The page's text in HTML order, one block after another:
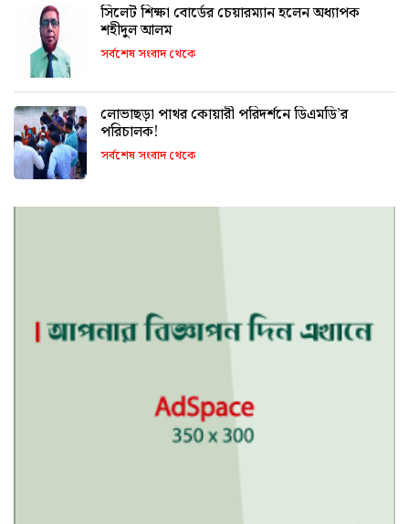
সিলেট শিক্ষা বোর্ডের চেয়ারম্যান হলেন অধ্যাপক
শহীদুল আলম
সর্বশেষ সংবাদ থেকে
লোভাছড়া পাথর কোয়ারী পরিদর্শনে ডিএমডি’র
পরিচালক!
সর্বশেষ সংবাদ থেকে